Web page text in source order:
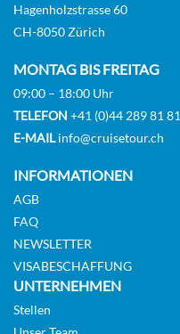
Hagenholzstrasse 60
CH-8050 Zürich
MONTAG BIS FREITAG
09:00 – 18:00 Uhr
TELEFON +41 (0)44 289 81 81
E-MAILinfo@cruisetour.ch
INFORMATIONEN
AGB
FAQ
NEWSLETTER
VISABESCHAFFUNG
UNTERNEHMEN
Stellen